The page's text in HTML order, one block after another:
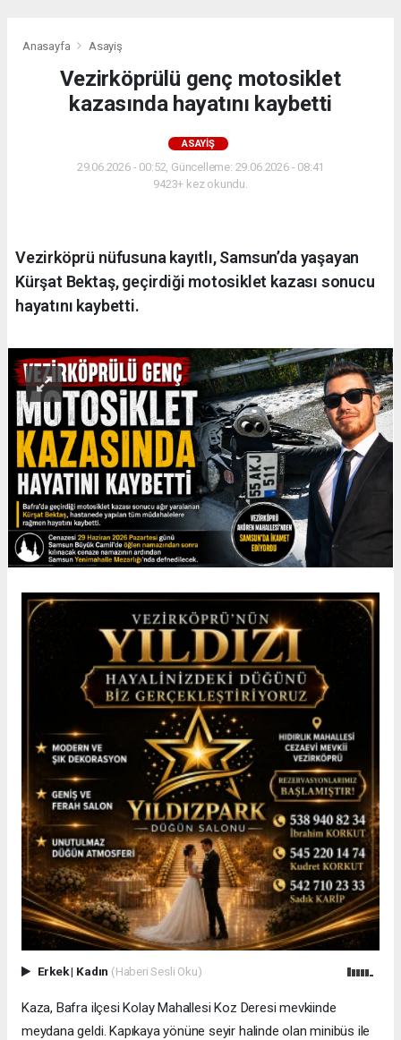
Anasayfa Asayiş
Vezirköprülü genç motosiklet
kazasında hayatını kaybetti
ASAYIŞ
29.06.2026 - 00:52, Güncelleme: 29.06.2026 - 08:41
9423+ kez okundu.
Vezirköprü nüfusuna kayıtlı, Samsun’da yaşayan
Kürşat Bektaş, geçirdiği motosiklet kazası sonucu
hayatını kaybetti.
Erkek| Kadın (Haberi Sesli Oku)
Kaza, Bafra ilçesi Kolay Mahallesi Koz Deresi mevkiinde
meydana geldi. Kapıkaya yönüne seyir halinde olan minibüs ile